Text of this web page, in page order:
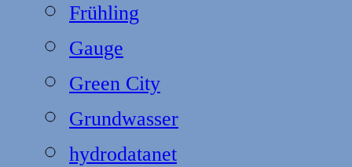
Frühling
Gauge
Green City
Grundwasser
hydrodatanet